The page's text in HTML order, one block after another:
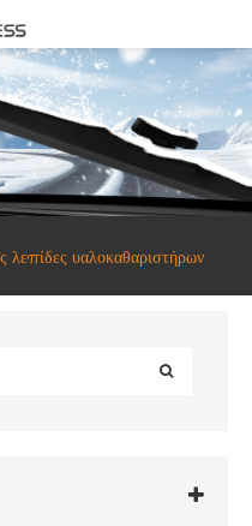
λεπίδες υαλοκαθαριστήρων